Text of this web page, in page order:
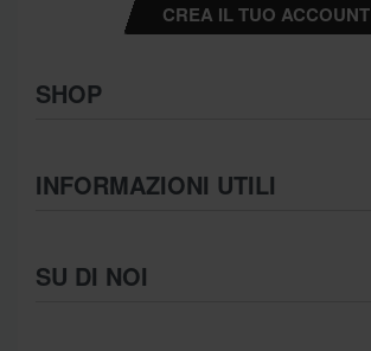
SHOP
Abbigliamento
Moda Mare
SU DI NOI
INFORMAZIONI UTILI
Termini e Condizioni
CREA IL TUO ACCOUNT